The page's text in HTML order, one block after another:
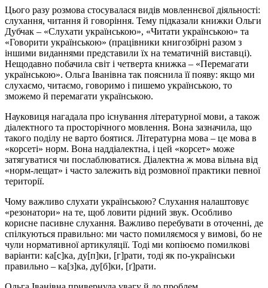
Цього разу розмова стосувалася видів мовленнєвої діяльності:
слухання, читання й говоріння. Тему підказали книжки Ольги
Дубчак – «Слухати українською», «Читати українською» та
«Говорити українською» (працівники книгозбірні разом з
іншими виданнями представили їх на тематичній виставці).
Нещодавно побачила світ і четверта книжка – «Перемагати
українською». Ольга Іванівна так пояснила її появу: якщо ми
слухаємо, читаємо, говоримо і пишемо українською, то
зможемо й перемагати українською.
Науковиця нагадала про існування літературної мови, а також
діалектного та просторічного мовлення. Вона зазначила, що
такого поділу не варто боятися. Літературна мова – це мова в
«корсеті» норм. Вона наддіалектна, і цей «корсет» може
затягуватися чи послаблюватися. Діалектна ж мова вільна від
«норм-лещат» і часто залежить від розмовної практики певної
території.
Чому важливо слухати українською? Слухання налаштовує
«резонатори» на те, щоб ловити рідний звук. Особливо
корисне пасивне слухання. Важливо перебувати в оточенні, де
спілкуються правильно: ми часто помиляємося у вимові, бо не
чули нормативної артикуляції. Тоді ми копіюємо помилкові
варіанти: ка[с]ка, ду[п]ки, [г]рати, тоді як по-українськи
правильно – ка[з]ка, ду[б]ки, [ґ]рати.